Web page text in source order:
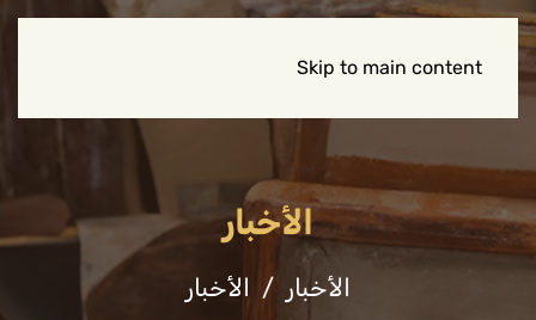
Skip to main content
الأخبار
الأخبار الأخبار